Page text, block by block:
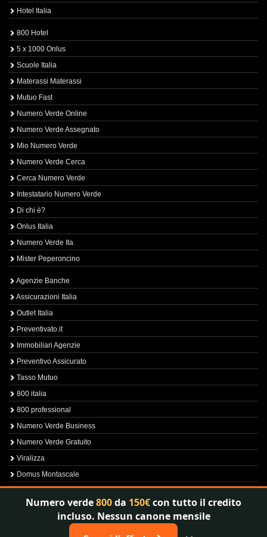
Hotel Italia
800 Hotel
5 x 1000 Onlus
Scuole Italia
Materassi Materassi
Mutuo Fast
Numero Verde Online
Numero Verde Assegnato
Mio Numero Verde
Numero Verde Cerca
Cerca Numero Verde
Intestatario Numero Verde
Di chi è?
Onlus Italia
Numero Verde Ita
Mister Peperoncino
Agenzie Banche
Assicurazioni Italia
Outlet Italia
Preventivato.it
Immobiliari Agenzie
Preventivo Assicurato
Tasso Mutuo
800 italia
800 professional
Numero Verde Business
Numero Verde Gratuito
Viralizza
Domus Montascale
Sprint800
Verfica Numero Verde
Numero verde800da 150€con tutto il credito
incluso. Nessun canone mensile